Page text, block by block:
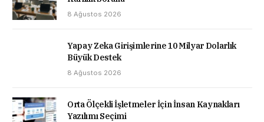
8 Ağustos 2026
Yapay Zeka Girişimlerine 10 Milyar Dolarlık
Büyük Destek
8 Ağustos 2026
Orta Ölçekli İşletmeler İçin İnsan Kaynakları
Yazılımı Seçimi